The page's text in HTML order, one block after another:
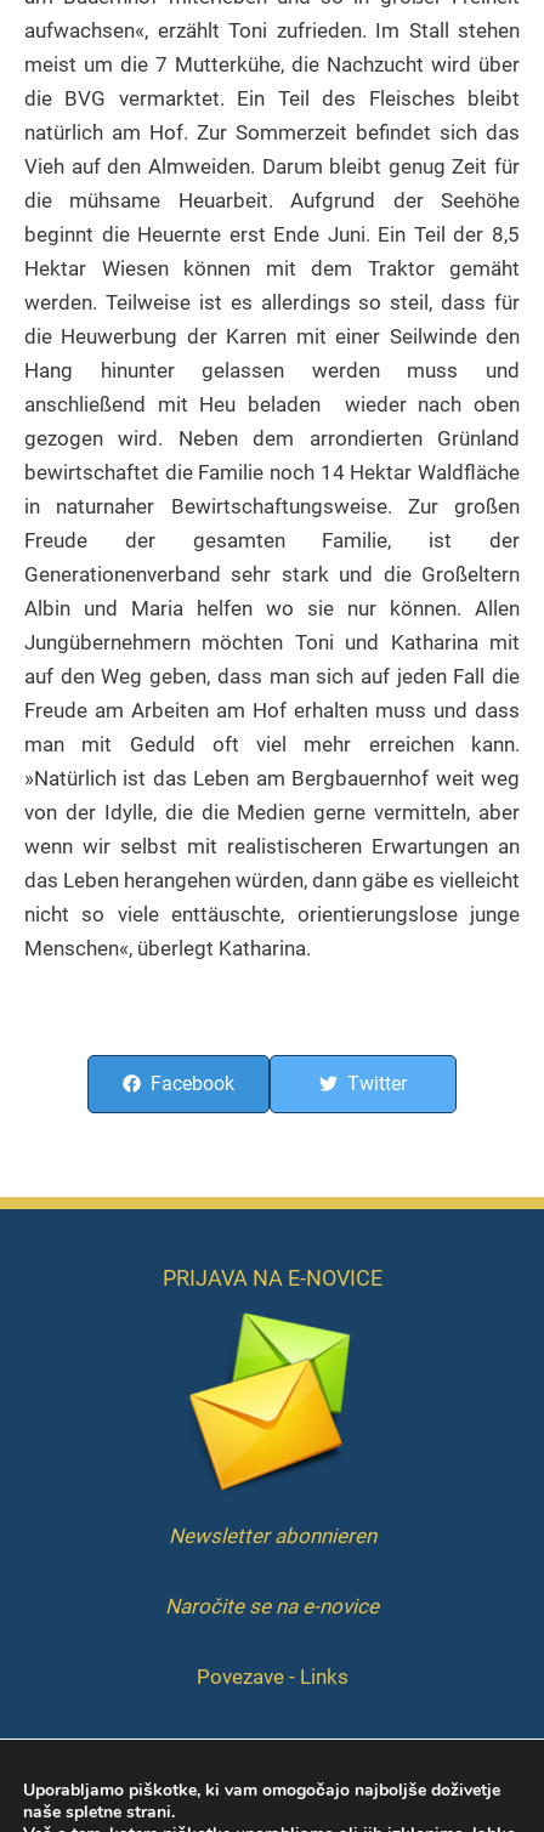
aufwachsen«, erzählt Toni zufrieden. Im Stall stehen
meist um die 7 Mutterkühe, die Nachzucht wird über
die BVG vermarktet. Ein Teil des Fleisches bleibt
natürlich am Hof. Zur Sommerzeit befindet sich das
Vieh auf den Almweiden. Darum bleibt genug Zeit für
die mühsame Heuarbeit. Aufgrund der Seehöhe
beginnt die Heuernte erst Ende Juni. Ein Teil der 8,5
Hektar Wiesen können mit dem Traktor gemäht
werden. Teilweise ist es allerdings so steil, dass für
die Heuwerbung der Karren mit einer Seilwinde den
Hang hinunter gelassen werden muss und
anschließend mit Heu beladen wieder nach oben
gezogen wird. Neben dem arrondierten Grünland
bewirtschaftet die Familie noch 14 Hektar Waldfläche
in naturnaher Bewirtschaftungsweise. Zur großen
Freude der gesamten Familie, ist der
Generationenverband sehr stark und die Großeltern
Albin und Maria helfen wo sie nur können. Allen
Jungübernehmern möchten Toni und Katharina mit
auf den Weg geben, dass man sich auf jeden Fall die
Freude am Arbeiten am Hof erhalten muss und dass
man mit Geduld oft viel mehr erreichen kann.
»Natürlich ist das Leben am Bergbauernhof weit weg
von der Idylle, die die Medien gerne vermitteln, aber
wenn wir selbst mit realistischeren Erwartungen an
das Leben herangehen würden, dann gäbe es vielleicht
nicht so viele enttäuschte, orientierungslose junge
Menschen«, überlegt Katharina.
Facebook Twitter
PRIJAVA NA E-NOVICE
Newsletter abonnieren
Naročite se na e-novice
Povezave - Links
IMPRESSUM
Uporabljamo piškotke, ki vam omogočajo najboljše doživetje
naše spletne strani.